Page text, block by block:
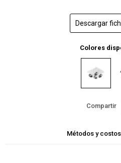
Descargar
Colores
Métodos y